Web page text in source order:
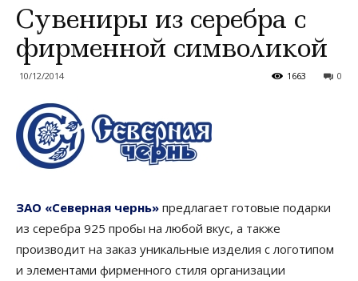
Сувениры из серебра с
фирменной символикой
10/12/2014 0
1663
ЗАО «Северная чернь» предлагает готовые подарки
из серебра 925 пробы на любой вкус, а также
производит на заказ уникальные изделия с логотипом
и элементами фирменного стиля организации